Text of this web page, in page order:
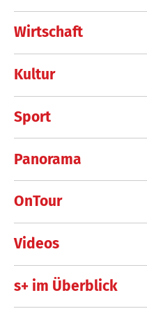
Wirtschaft
Kultur
Sport
Panorama
OnTour
Videos
s+ im Überblick